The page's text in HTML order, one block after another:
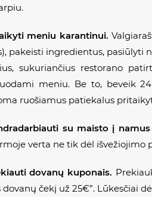
meniu karantinui.
pakeisti ingredientus, pasiūlyti
sukuriančius restorano
meniu. Be to, beveik
ruošiamus patiekalus
su maisto į
verta ne tik dėl išvežiojimo
dovanų kuponais.
dovanų čekį už 25€”. Lūkesčiai